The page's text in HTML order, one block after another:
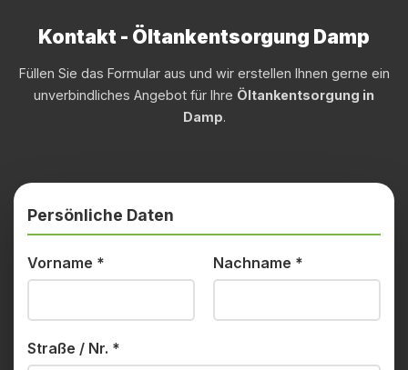
Kontakt - Öltankentsorgung Damp
Füllen Sie das Formular aus und wir erstellen Ihnen gerne ein
unverbindliches Angebot für Ihre Öltankentsorgung in
Damp.
Persönliche Daten
Vorname * Nachname *
Straße / Nr. *